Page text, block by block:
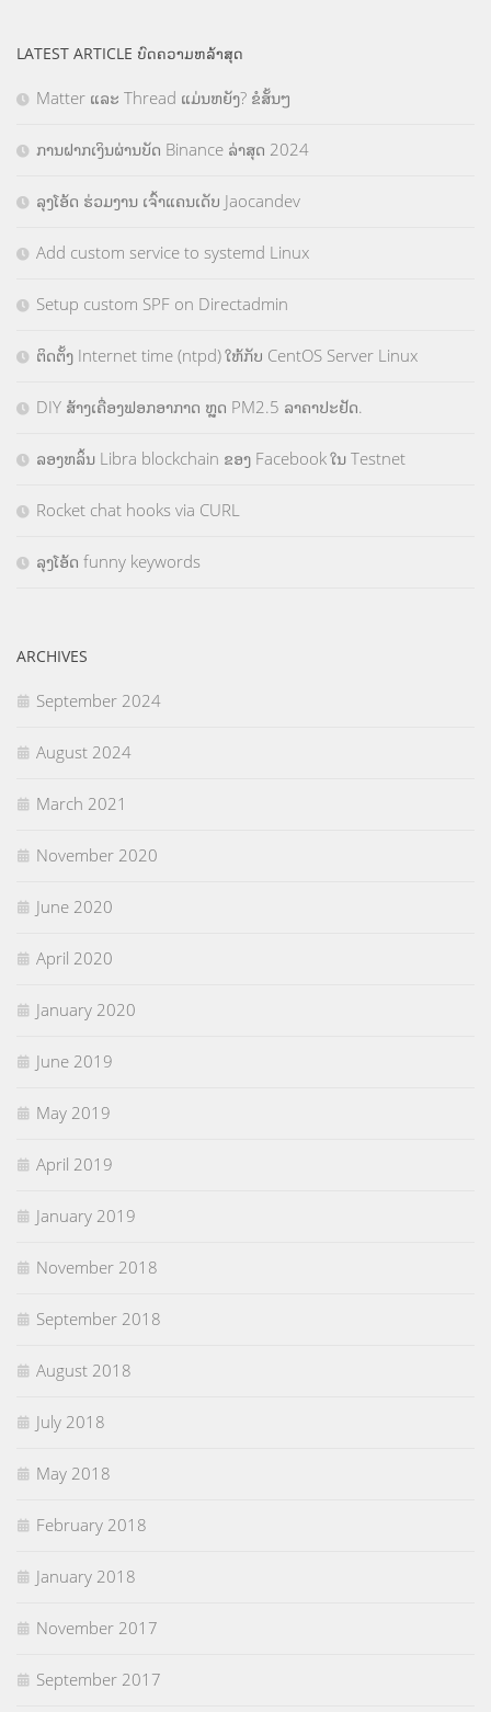
LATEST ARTICLE ບົດຄວາມຫລ້າສຸດ
Matter ແລະ Thread ແມ່ນຫຍັງ? ຂໍສັ້ນໆ
ການຝາກເງິນຜ່ານບັດ Binance ລ່າສຸດ 2024
ລຸງໂອ້ດ ຮ່ວມງານ ເຈົ້າແຄນເດັບ Jaocandev
Add custom service to systemd Linux
Setup custom SPF on Directadmin
ຕິດຕັ້ງ Internet time (ntpd) ໃຫ້ກັບ CentOS Server Linux
DIY ສ້າງເຄື່ອງຟອກອາກາດ ຫຼຸດ PM2.5 ລາຄາປະຢັດ.
ລອງຫລິ້ນ Libra blockchain ຂອງ Facebook ໃນ Testnet
Rocket chat hooks via CURL
ລຸງໂອ້ດ funny keywords
ARCHIVES
September 2024
August 2024
March 2021
November 2020
June 2020
April 2020
January 2020
June 2019
May 2019
April 2019
January 2019
November 2018
September 2018
August 2018
July 2018
May 2018
February 2018
January 2018
November 2017
September 2017